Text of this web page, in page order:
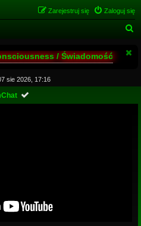
Zaloguj się
Zarejestruj się
a
/ Świadomość
sie 2026, 17:16